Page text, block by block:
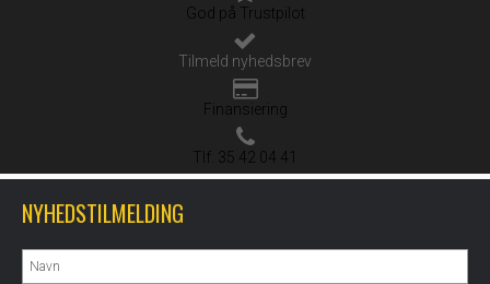
God på Trustpilot
Tilmeld nyhedsbrev
Finansiering
Tlf. 35 42 04 41
NYHEDSTILMELDING